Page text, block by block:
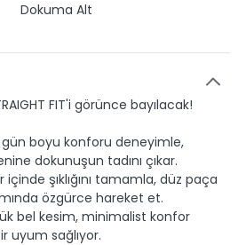
Dokuma Alt
FIT'i görünce bayılacak!
gün boyu konforu deneyimle,
dokunuşun tadını çıkar.
şıklığını tamamla, düz paça
özgürce hareket et.
bel kesim, minimalist konfor
uyum sağlıyor.